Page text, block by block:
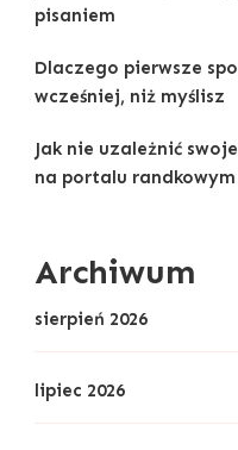
pisaniem
Dlaczego pierwsze
wcześniej, niż myślisz
Jak nie uzależnić
na portalu randkowym
Archiwum
sierpień 2026
lipiec 2026